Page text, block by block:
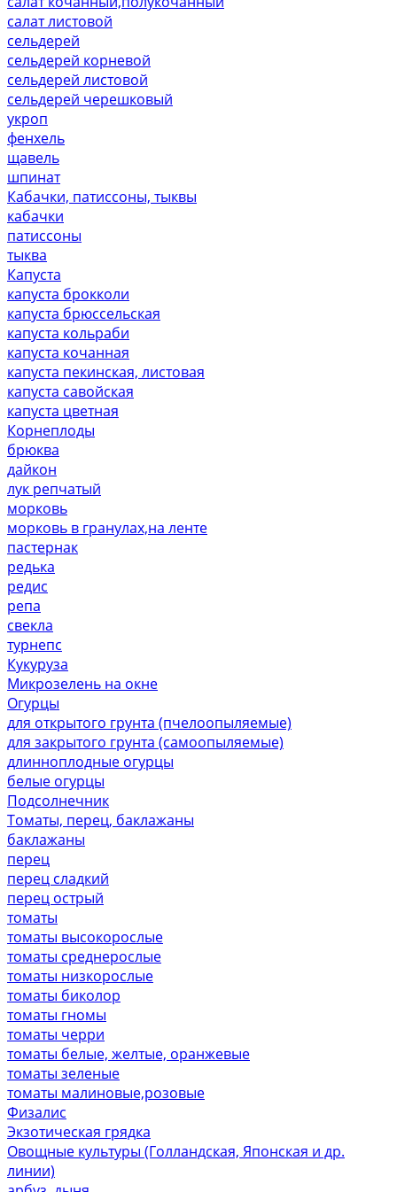
салат листовой
сельдерей
сельдерей корневой
сельдерей листовой
сельдерей черешковый
укроп
фенхель
щавель
шпинат
Кабачки, патиссоны, тыквы
кабачки
патиссоны
тыква
Капуста
капуста брокколи
капуста брюссельская
капуста кольраби
капуста кочанная
капуста пекинская, листовая
капуста савойская
капуста цветная
Корнеплоды
брюква
дайкон
лук репчатый
морковь
морковь в гранулах,на ленте
пастернак
редька
редис
репа
свекла
турнепс
Кукуруза
Микрозелень на окне
Огурцы
для открытого грунта (пчелоопыляемые)
для закрытого грунта (самоопыляемые)
длинноплодные огурцы
белые огурцы
Подсолнечник
Томаты, перец, баклажаны
баклажаны
перец
перец сладкий
перец острый
томаты
томаты высокорослые
томаты среднерослые
томаты низкорослые
томаты биколор
томаты гномы
томаты черри
томаты белые, желтые, оранжевые
томаты зеленые
томаты малиновые,розовые
Физалис
Экзотическая грядка
Овощные культуры (Голландская, Японская и др.
линии)